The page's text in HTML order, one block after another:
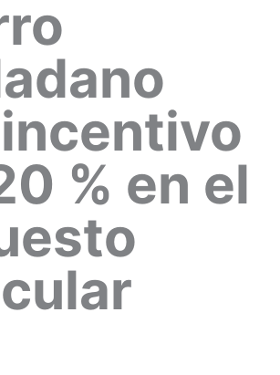
% en el